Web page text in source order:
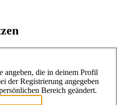
angeben, die in deinem Profil
der Registrierung angegeben
Bereich geändert.